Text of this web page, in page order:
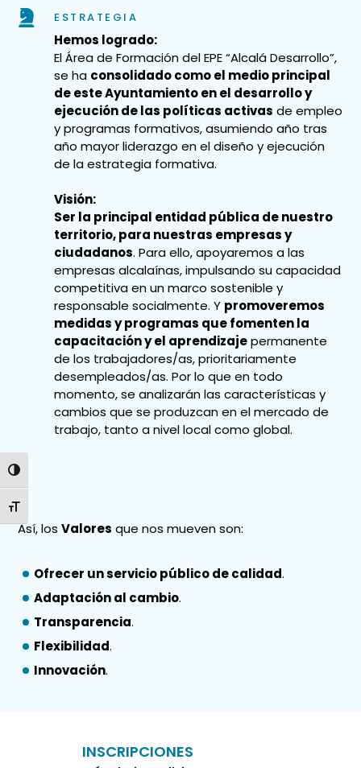
ALTERNAR ALTO CONTRASTE
ALTERNAR TAMAÑO DE LETRA
ESTRATEGIA
Hemos logrado:
El Área de Formación del EPE “Alcalá Desarrollo”,
se ha consolidado como el medio principal
de este Ayuntamiento en el desarrollo y
ejecución de las políticas activas de empleo
y programas formativos, asumiendo año tras
año mayor liderazgo en el diseño y ejecución
de la estrategia formativa.
Visión:
Ser la principal entidad pública de nuestro
territorio, para nuestras empresas y
ciudadanos. Para ello, apoyaremos a las
empresas alcalaínas, impulsando su capacidad
competitiva en un marco sostenible y
responsable socialmente. Y promoveremos
medidas y programas que fomenten la
capacitación y el aprendizajepermanente
de los trabajadores/as, prioritariamente
desempleados/as. Por lo que en todo
momento, se analizarán las características y
cambios que se produzcan en el mercado de
trabajo, tanto a nivel local como global.
Así, losValores que nos mueven son:
Ofrecer un servicio público de calidad.
Adaptación al cambio.
Transparencia.
Flexibilidad.
Innovación.
INSCRIPCIONES